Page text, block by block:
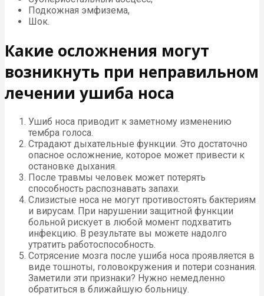
Подкожная эмфизема,
Шок.
Какие осложнения могут
возникнуть при неправильном
лечении ушиба носа
Ушиб носа приводит к заметному изменению
тембра голоса.
Страдают дыхательные функции. Это достаточно
опасное осложнение, которое может привести к
остановке дыхания.
После травмы человек может потерять
способность распознавать запахи.
Слизистые носа не могут противостоять бактериям
и вирусам. При нарушении защитной функции
больной рискует в любой момент подхватить
инфекцию. В результате вы можете надолго
утратить работоспособность.
Сотрясение мозга после ушиба носа проявляется в
виде тошноты, головокружения и потери сознания.
Заметили эти признаки? Нужно немедленно
обратиться в ближайшую больницу.